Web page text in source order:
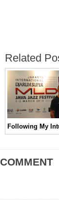
Related
COMMENT